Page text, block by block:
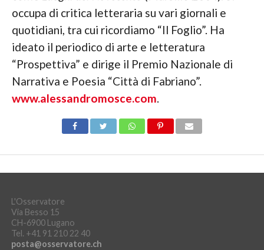
occupa di critica letteraria su vari giornali e
quotidiani, tra cui ricordiamo “Il Foglio”. Ha
ideato il periodico di arte e letteratura
“Prospettiva” e dirige il Premio Nazionale di
Narrativa e Poesia “Città di Fabriano”.
www.alessandromosce.com.
L'Osservatore
Via Besso 15
CH-6900 Lugano
Tel. +41 91 210 22 40
posta@osservatore.ch